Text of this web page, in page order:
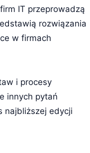
IT przeprowadzą
rozwiązania
w firmach
i procesy
innych pytań
najbliższej edycji